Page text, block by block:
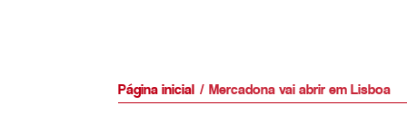
Página inicial Mercadona vai abrir em Lisboa